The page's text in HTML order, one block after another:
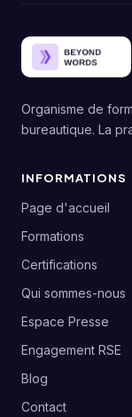
Organisme de
bureautique. La
INFORMATIONS
Page d'accueil
Formations
Certifications
Qui sommes-nous
Espace Presse
Engagement RSE
Blog
Contact